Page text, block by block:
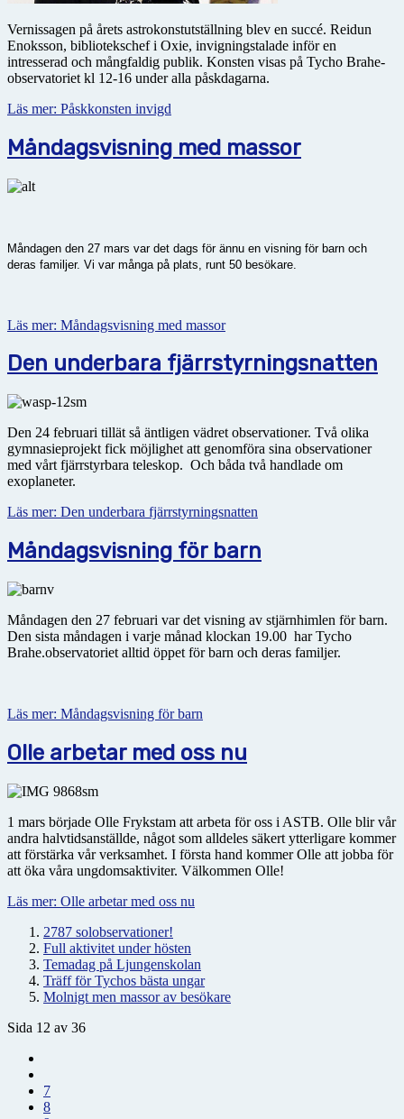
Vernissagen på årets astrokonstutställning blev en succé. Reidun
Enoksson, bibliotekschef i Oxie, invigningstalade inför en
intresserad och mångfaldig publik. Konsten visas på Tycho Brahe-
observatoriet kl 12-16 under alla påskdagarna.
Läs mer: Påskkonsten invigd
Måndagsvisning med massor
Måndagen den 27 mars var det dags för ännu en visning för barn och
deras familjer. Vi var många på plats, runt 50 besökare.
Läs mer: Måndagsvisning med massor
Den underbara fjärrstyrningsnatten
Den 24 februari tillät så äntligen vädret observationer. Två olika
gymnasieprojekt fick möjlighet att genomföra sina observationer
med vårt fjärrstyrbara teleskop. Och båda två handlade om
exoplaneter.
Läs mer: Den underbara fjärrstyrningsnatten
Måndagsvisning för barn
Måndagen den 27 februari var det visning av stjärnhimlen för barn.
Den sista måndagen i varje månad klockan 19.00 har Tycho
Brahe.observatoriet alltid öppet för barn och deras familjer.
Läs mer: Måndagsvisning för barn
Olle arbetar med oss nu
1 mars började Olle Frykstam att arbeta för oss i ASTB. Olle blir vår
andra halvtidsanställde, något som alldeles säkert ytterligare kommer
att förstärka vår verksamhet. I första hand kommer Olle att jobba för
att öka våra ungdomsaktiviter. Välkommen Olle!
Läs mer: Olle arbetar med oss nu
2787 solobservationer!
Full aktivitet under hösten
Temadag på Ljungenskolan
Träff för Tychos bästa ungar
Molnigt men massor av besökare
Sida 12 av 36
7
8